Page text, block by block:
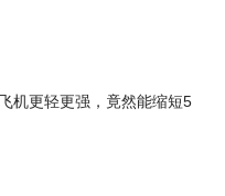
机更轻更强，竟然能缩短5